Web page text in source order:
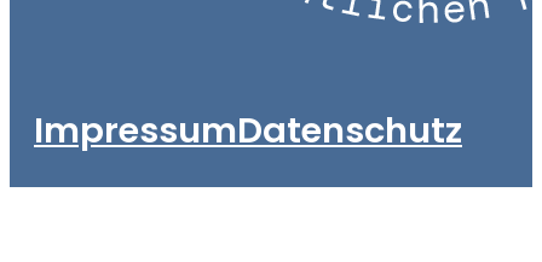
ImpressumDatenschutz